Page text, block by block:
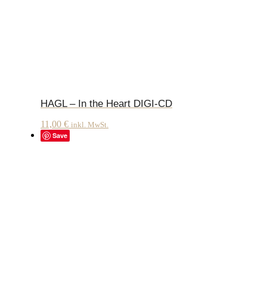
HAGL – In the Heart DIGI-CD
11,00 € inkl. MwSt.
Save